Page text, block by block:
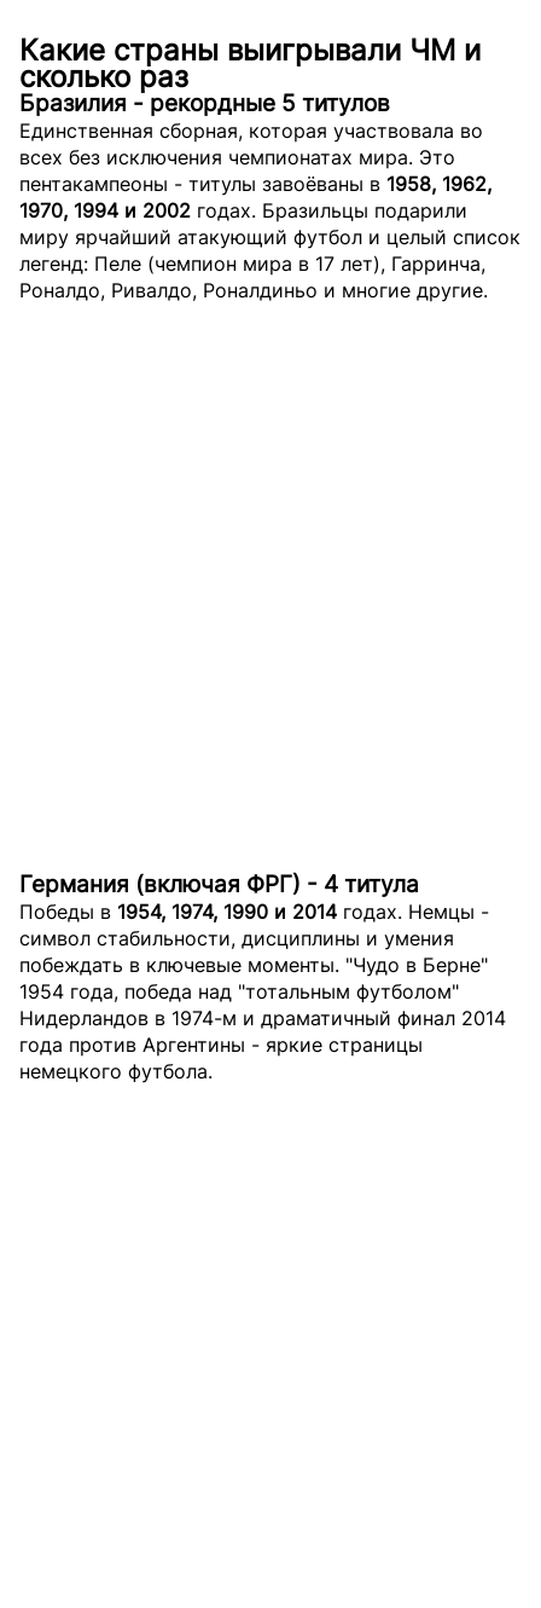
Какие страны выигрывали ЧМ и
сколько раз
Бразилия - рекордные 5 титулов
Единственная сборная, которая участвовала во
всех без исключения чемпионатах мира. Это
пентакампеоны - титулы завоёваны в 1958, 1962,
1970, 1994 и 2002 годах. Бразильцы подарили
миру ярчайший атакующий футбол и целый список
легенд: Пеле (чемпион мира в 17 лет), Гарринча,
Роналдо, Ривалдо, Роналдиньо и многие другие.
Германия (включая ФРГ) - 4 титула
Победы в 1954, 1974, 1990 и 2014 годах. Немцы -
символ стабильности, дисциплины и умения
побеждать в ключевые моменты. "Чудо в Берне"
1954 года, победа над "тотальным футболом"
Нидерландов в 1974-м и драматичный финал 2014
года против Аргентины - яркие страницы
немецкого футбола.